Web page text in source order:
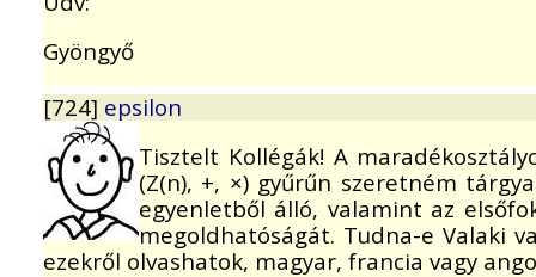
Gyöngyő
[724] epsilon
Tisztelt Kollégák! A
(Z(n), +, ×) gyűrűn szeretném
egyenletből álló, valamint az
megoldhatóságát. Tudna-e Valaki
ezekről olvashatok, magyar, francia vagy